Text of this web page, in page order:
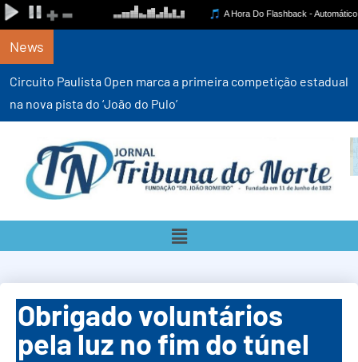
News
Circuito Paulista Open marca a primeira competição estadual
na nova pista do ‘João do Pulo’
Obrigado voluntários
pela luz no fim do túnel